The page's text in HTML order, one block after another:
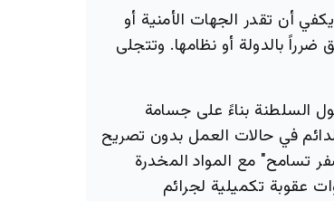
أن تقدر الجهات الأمنية أو
بالدولة أو نظامها. وتتجلى
السلطنة بناءً على جسامة
في حالات العمل بدون تصريح
تسامح" مع المواد المخدرة
كما يمكن أن يؤدي الإبعاد لمدة 10 سنوات عقوبة تكميلية لجرائم